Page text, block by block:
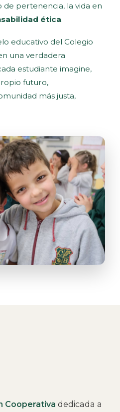
pertenencia, la vida en
ética.
educativo del Colegio
una verdadera
estudiante imagine,
futuro,
más justa,
Cooperativa dedicada a